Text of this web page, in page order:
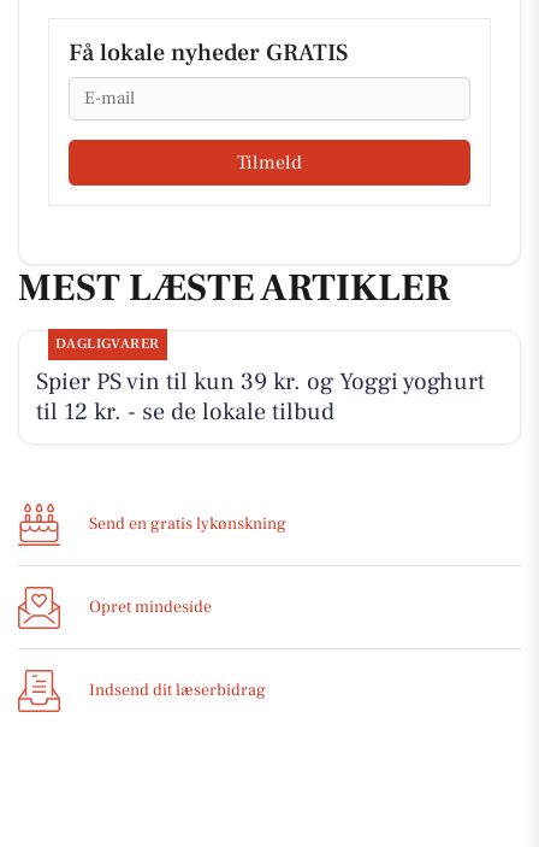
Få lokale nyheder GRATIS
Email
Tilmeld
MEST LÆSTE ARTIKLER
DAGLIGVARER
Spier PS vin til kun 39 kr. og Yoggi yoghurt
til 12 kr. - se de lokale tilbud
Send en gratis lykønskning
Opret mindeside
Indsend dit læserbidrag